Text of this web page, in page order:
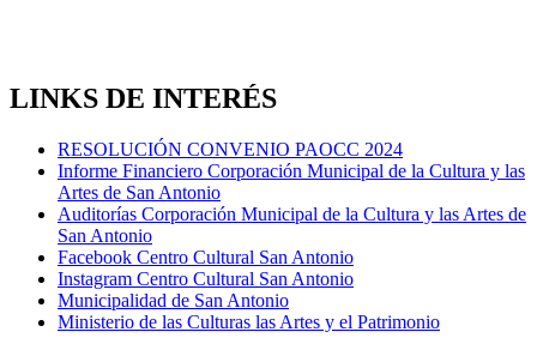
LINKS DE INTERÉS
RESOLUCIÓN CONVENIO PAOCC 2024
Informe Financiero Corporación Municipal de la Cultura y las
Artes de San Antonio
Auditorías Corporación Municipal de la Cultura y las Artes de
San Antonio
Facebook Centro Cultural San Antonio
Instagram Centro Cultural San Antonio
Municipalidad de San Antonio
Ministerio de las Culturas las Artes y el Patrimonio